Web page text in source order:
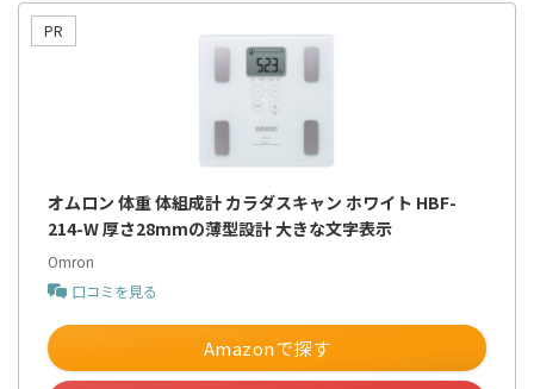
オムロン 体重 体組成計 カラダスキャン ホワイト HBF-
214-W 厚さ28mmの薄型設計 大きな文字表示
Omron
口コミを見る
Amazonで探す